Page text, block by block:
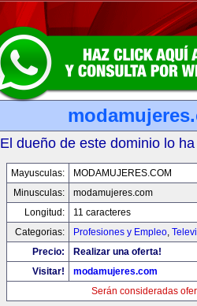
El dueño de este dominio lo
Mayusculas:
MODAMUJERES.COM
Minusculas:
modamujeres.com
Longitud:
11 caracteres
Categorias:
Profesiones y Empleo,
Precio:
Realizar una oferta!
Visitar!
modamujeres.com
Serán consideradas